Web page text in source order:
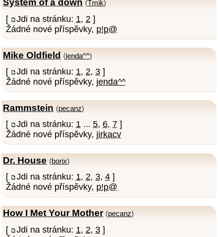
System of a down (Tmik)
[ Jdi na stránku: 1, 2 ]
Žádné nové příspěvky, p!p@
Mike Oldfield (jenda^^)
[ Jdi na stránku: 1, 2, 3]
Žádné nové příspěvky, jenda^^
Rammstein (pecanz)
[ Jdi na stránku: 1... 5, 6, 7]
Žádné nové příspěvky, jirkacv
Dr. House (borix)
[ Jdi na stránku: 1, 2, 3, 4]
Žádné nové příspěvky, p!p@
How I Met Your Mother (pecanz)
[ Jdi na stránku: 1, 2, 3]